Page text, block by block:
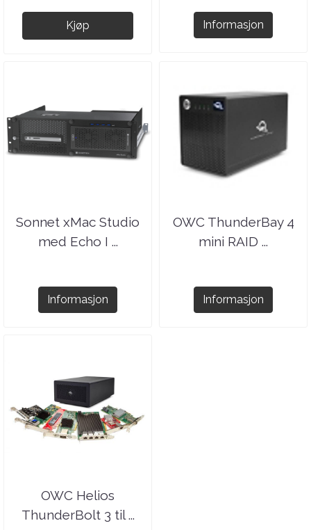
Kjøp Informasjon
Sonnet xMac Studio
med Echo I ...
Informasjon
OWC ThunderBay 4
mini RAID ...
Informasjon
OWC Helios
ThunderBolt 3 til ...